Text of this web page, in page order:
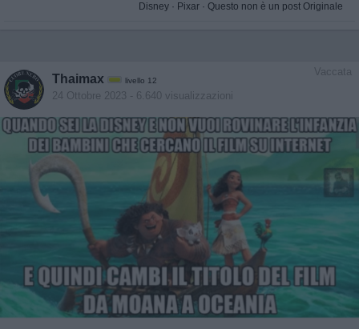
Disney · Pixar · Questo non è un post Originale
Vaccata
Thaimax livello 12
24 Ottobre 2023 - 6.640 visualizzazioni